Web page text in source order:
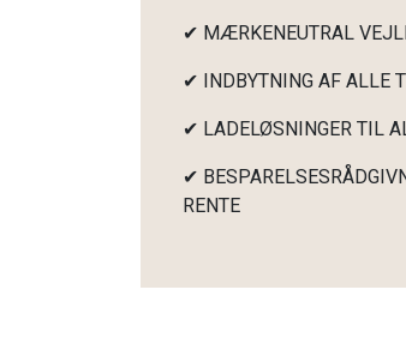
✔ MÆRKENEUTRAL
✔ INDBYTNING AF ALLE
✔ LADELØSNINGER TIL
✔
RENTE